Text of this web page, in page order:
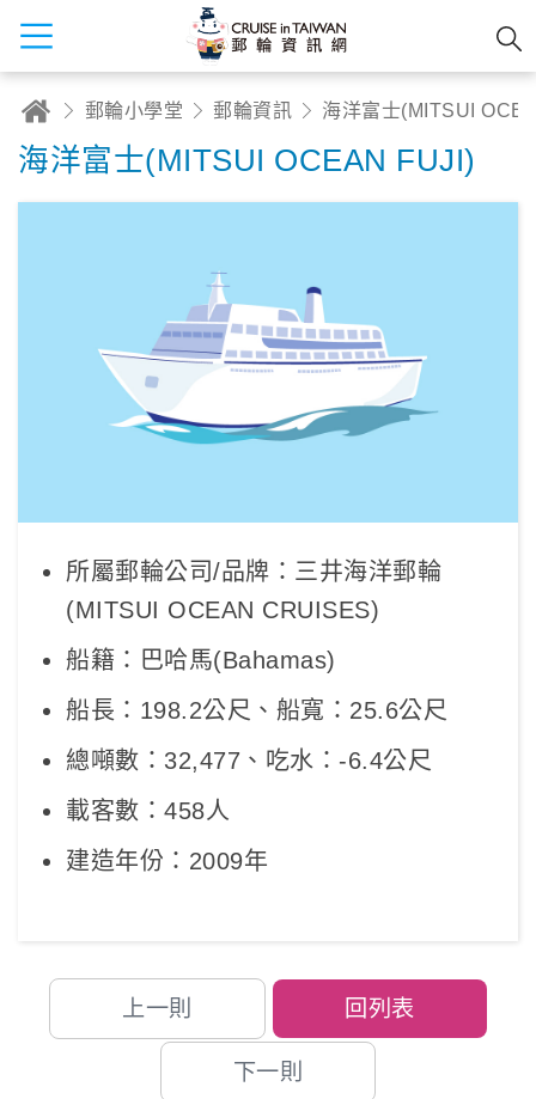
郵輪小學堂 郵輪資訊
海洋富士(MITSUI OCEAN FUJI)
所屬郵輪公司/品牌：三井海洋郵輪
(MITSUI OCEAN CRUISES)
船籍：巴哈馬(Bahamas)
船長：198.2公尺、船寬：25.6公尺
總噸數：32,477、吃水：-6.4公尺
載客數：458人
建造年份：2009年
上一則 回列表
下一則